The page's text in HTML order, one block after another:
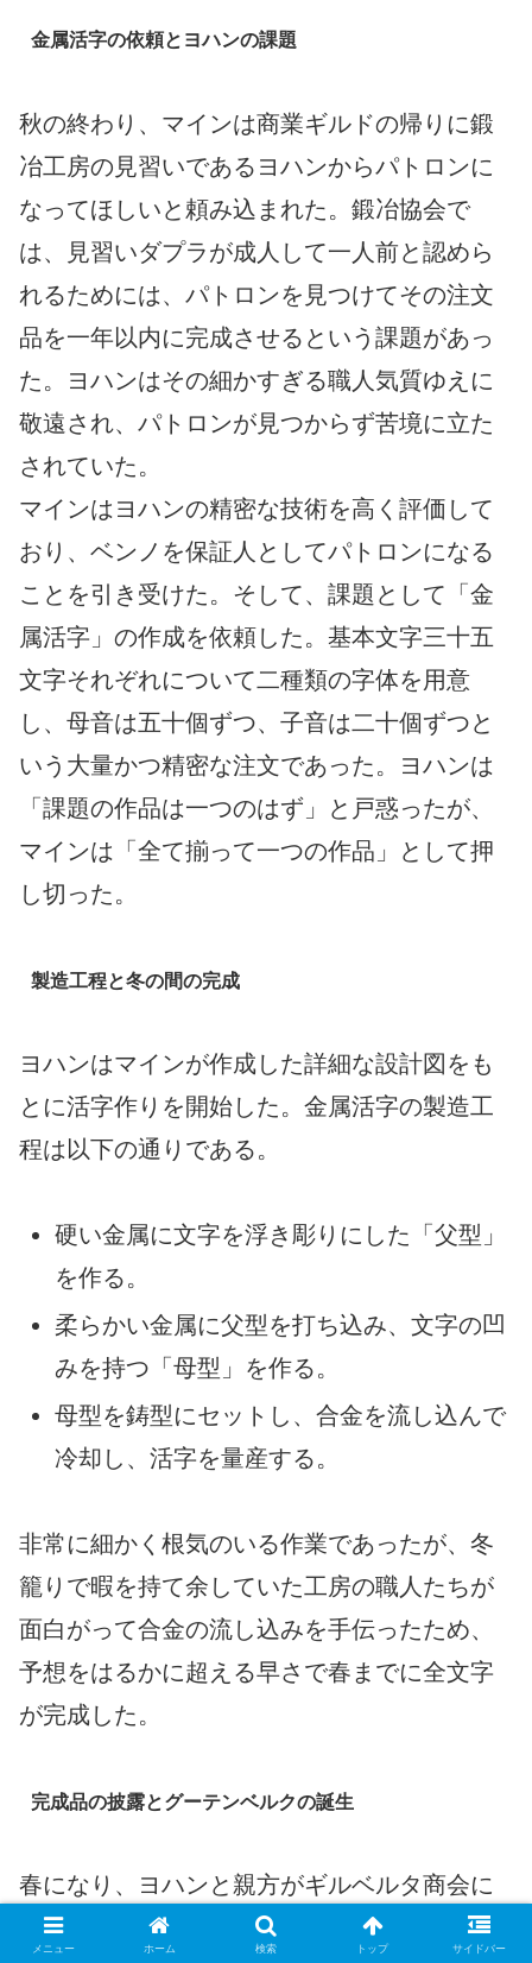
金属活字の依頼とヨハンの課題
秋の終わり、マインは商業ギルドの帰りに鍛
冶工房の見習いであるヨハンからパトロンに
なってほしいと頼み込まれた。鍛冶協会で
は、見習いダプラが成人して一人前と認めら
れるためには、パトロンを見つけてその注文
品を一年以内に完成させるという課題があっ
た。ヨハンはその細かすぎる職人気質ゆえに
敬遠され、パトロンが見つからず苦境に立た
されていた。
マインはヨハンの精密な技術を高く評価して
おり、ベンノを保証人としてパトロンになる
ことを引き受けた。そして、課題として「金
属活字」の作成を依頼した。基本文字三十五
文字それぞれについて二種類の字体を用意
し、母音は五十個ずつ、子音は二十個ずつと
いう大量かつ精密な注文であった。ヨハンは
「課題の作品は一つのはず」と戸惑ったが、
マインは「全て揃って一つの作品」として押
し切った。
製造工程と冬の間の完成
ヨハンはマインが作成した詳細な設計図をも
とに活字作りを開始した。金属活字の製造工
程は以下の通りである。
硬い金属に文字を浮き彫りにした「父型」
を作る。
柔らかい金属に父型を打ち込み、文字の凹
みを持つ「母型」を作る。
母型を鋳型にセットし、合金を流し込んで
冷却し、活字を量産する。
非常に細かく根気のいる作業であったが、冬
籠りで暇を持て余していた工房の職人たちが
面白がって合金の流し込みを手伝ったため、
予想をはるかに超える早さで春までに全文字
が完成した。
完成品の披露とグーテンベルクの誕生
春になり、ヨハンと親方がギルベルタ商会に
完成した金属活字を持参した。マインは神官
メニュー ホーム 検索 トップ サイドバー